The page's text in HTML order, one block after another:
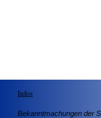
Infos
Bekanntmachungen der